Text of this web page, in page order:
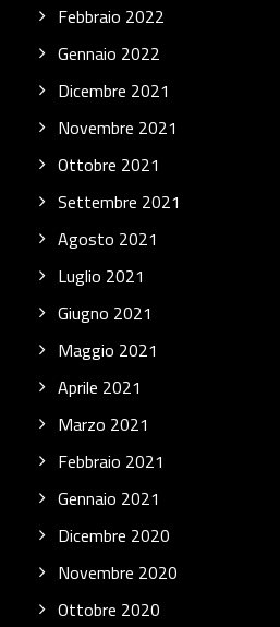
Febbraio 2022
Gennaio 2022
Dicembre 2021
Novembre 2021
Ottobre 2021
Settembre 2021
Agosto 2021
Luglio 2021
Giugno 2021
Maggio 2021
Aprile 2021
Marzo 2021
Febbraio 2021
Gennaio 2021
Dicembre 2020
Novembre 2020
Ottobre 2020